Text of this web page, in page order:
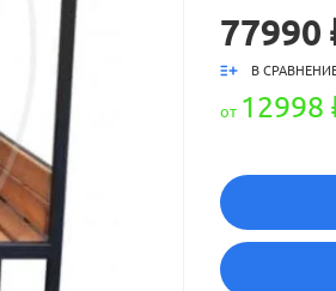
77990
В
от 12998